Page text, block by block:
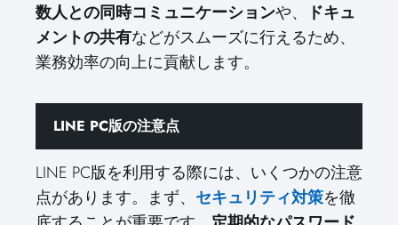
数人との同時コミュニケーションや、
ドキュ
メントの共有などがスムーズに行えるため、
業務効率の向上に貢献します。
LINE PC版の注意点
LINE PC版を利用する際には、いくつかの注意
点があります。まず、 セキュリティ対策を徹